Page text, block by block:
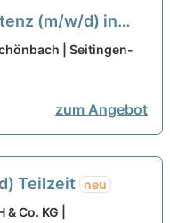
(m/w/d) in
Sie| Seitingen-
zum Angebot
Teilzeit neu
Co. KG |